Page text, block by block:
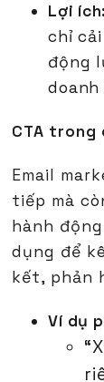
Lợi ích:
chỉ
động
doanh
CTA trong
Email
tiếp mà
hành
dụng để
kết, phản
Ví dụ